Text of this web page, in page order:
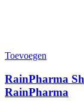
Toevoegen
RainPharma
RainPharma